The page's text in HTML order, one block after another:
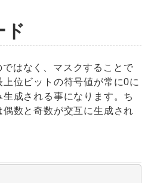
ド
はなく、マスクすることで
位ビットの符号値が常に0に
成される事になります。ち
数と奇数が交互に生成され